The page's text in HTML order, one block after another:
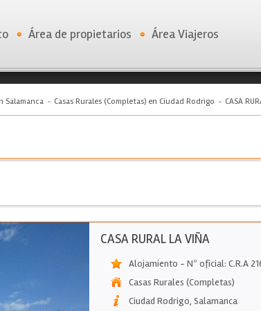
Área de propietarios Área Viajeros
Salamanca Casas Rurales (Completas) en Ciudad Rodrigo CASA
CASA RURAL LA VIÑA
Alojamiento - Nº oficial: C.R.A
Casas Rurales (Completas)
Ciudad Rodrigo, Salamanca